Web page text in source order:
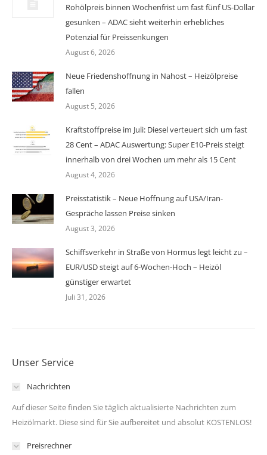
Rohölpreis binnen Wochenfrist um fast fünf US-Dollar
gesunken – ADAC sieht weiterhin erhebliches
Potenzial für Preissenkungen
August 6, 2026
Neue Friedenshoffnung in Nahost – Heizölpreise
fallen
August 5, 2026
Kraftstoffpreise im Juli: Diesel verteuert sich um fast
28 Cent – ADAC Auswertung: Super E10-Preis steigt
innerhalb von drei Wochen um mehr als 15 Cent
August 4, 2026
Preisstatistik – Neue Hoffnung auf USA/Iran-
Gespräche lassen Preise sinken
August 3, 2026
Schiffsverkehr in Straße von Hormus legt leicht zu –
EUR/USD steigt auf 6-Wochen-Hoch – Heizöl
günstiger erwartet
Juli 31, 2026
Unser Service
Nachrichten
Auf dieser Seite finden Sie täglich aktualisierte Nachrichten zum
Heizölmarkt. Diese sind für Sie aufbereitet und absolut KOSTENLOS!
Preisrechner